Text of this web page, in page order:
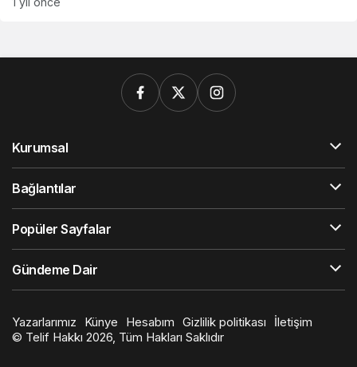
Kurumsal
Bağlantılar
Popüler Sayfalar
Gündeme Dair
Yazarlarımız Künye Hesabım Gizlilik politikası
İletişim
© Telif Hakkı 2026, Tüm Hakları Saklıdır